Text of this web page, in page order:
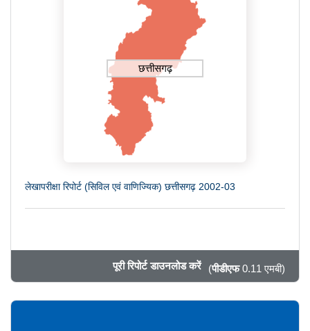
छत्तीसगढ़
लेखापरीक्षा रिपोर्ट (सिविल एवं वाणिज्यिक) छत्तीसगढ़ 2002-03
पूरी रिपोर्ट डाउनलोड करें (पीडीएफ0.11 एमबी)